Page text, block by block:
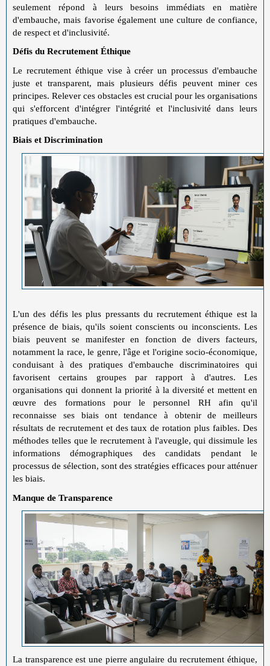
seulement répond à leurs besoins immédiats en matière
d'embauche, mais favorise également une culture de confiance,
de respect et d'inclusivité.
Défis du Recrutement Éthique
Le recrutement éthique vise à créer un processus d'embauche
juste et transparent, mais plusieurs défis peuvent miner ces
principes. Relever ces obstacles est crucial pour les organisations
qui s'efforcent d'intégrer l'intégrité et l'inclusivité dans leurs
pratiques d'embauche.
Biais et Discrimination
L'un des défis les plus pressants du recrutement éthique est la
présence de biais, qu'ils soient conscients ou inconscients. Les
biais peuvent se manifester en fonction de divers facteurs,
notamment la race, le genre, l'âge et l'origine socio-économique,
conduisant à des pratiques d'embauche discriminatoires qui
favorisent certains groupes par rapport à d'autres. Les
organisations qui donnent la priorité à la diversité et mettent en
œuvre des formations pour le personnel RH afin qu'il
reconnaisse ses biais ont tendance à obtenir de meilleurs
résultats de recrutement et des taux de rotation plus faibles. Des
méthodes telles que le recrutement à l'aveugle, qui dissimule les
informations démographiques des candidats pendant le
processus de sélection, sont des stratégies efficaces pour atténuer
les biais.
Manque de Transparence
La transparence est une pierre angulaire du recrutement éthique,